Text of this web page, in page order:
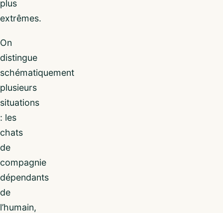
plus
extrêmes.
On
distingue
schématiquement
plusieurs
situations
: les
chats
de
compagnie
dépendants
de
l’humain,